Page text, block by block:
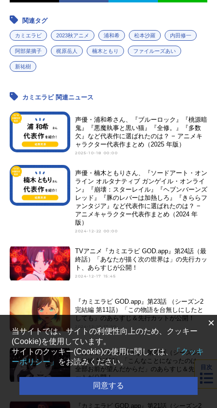
関連タグ
カミエラビ 2023秋アニメ 浦和希 松本沙羅 内田修一
阿部菜摘子 梶原岳人 楠木ともり ファイルーズあい
新祐樹
カミエラビ 関連ニュース
声優・浦和希さん、『ブルーロック』『桃源暗
鬼』『悪魔執事と黒い猫』『全修。』『多数
欠』など代表作に選ばれたのは？ − アニメキ
ャラクター代表作まとめ（2025 年版）
2025-10-18 00:00
声優・楠木ともりさん、『ソードアート・オン
ライン オルタナティブ ガンゲイル・オンライ
ン』『崩壊：スターレイル』『ヘブンバーンズ
レッド』『豚のレバーは加熱しろ』『きららフ
ァンタジア』など代表作に選ばれたのは？ −
アニメキャラクター代表作まとめ（2024 年
版）
2024-12-22 00:00
TVアニメ『カミエラビ GOD.app』第24話（最
終話）「あなたが描く次の世界は」の先行カッ
ト、あらすじが公開！
2024-12-17 15:45
『カミエラビ GOD.app』第23話 （シーズン2
完結編 第11話）「この物語を台無しにしたと
しても」のあらすじ＆先行カットが公開！
2024-12-10 17:20
『カミエラビ GOD.app』第22話（シーズン2
完結編 第10話）「こんなことになったのは、
全部お前が望んだからだ」のあらすじ＆先行カ
ットが公開！
2024-12-04 00:40
『カミエラビ GOD.app』第21話（シーズン2
目次
×
当サイトでは、サイトの利便性向上のため、クッキー
(Cookie)を使用しています。
サイトのクッキー(Cookie)の使用に関しては、 「クッキ
ーポリシー」
をお読みください。
同意する